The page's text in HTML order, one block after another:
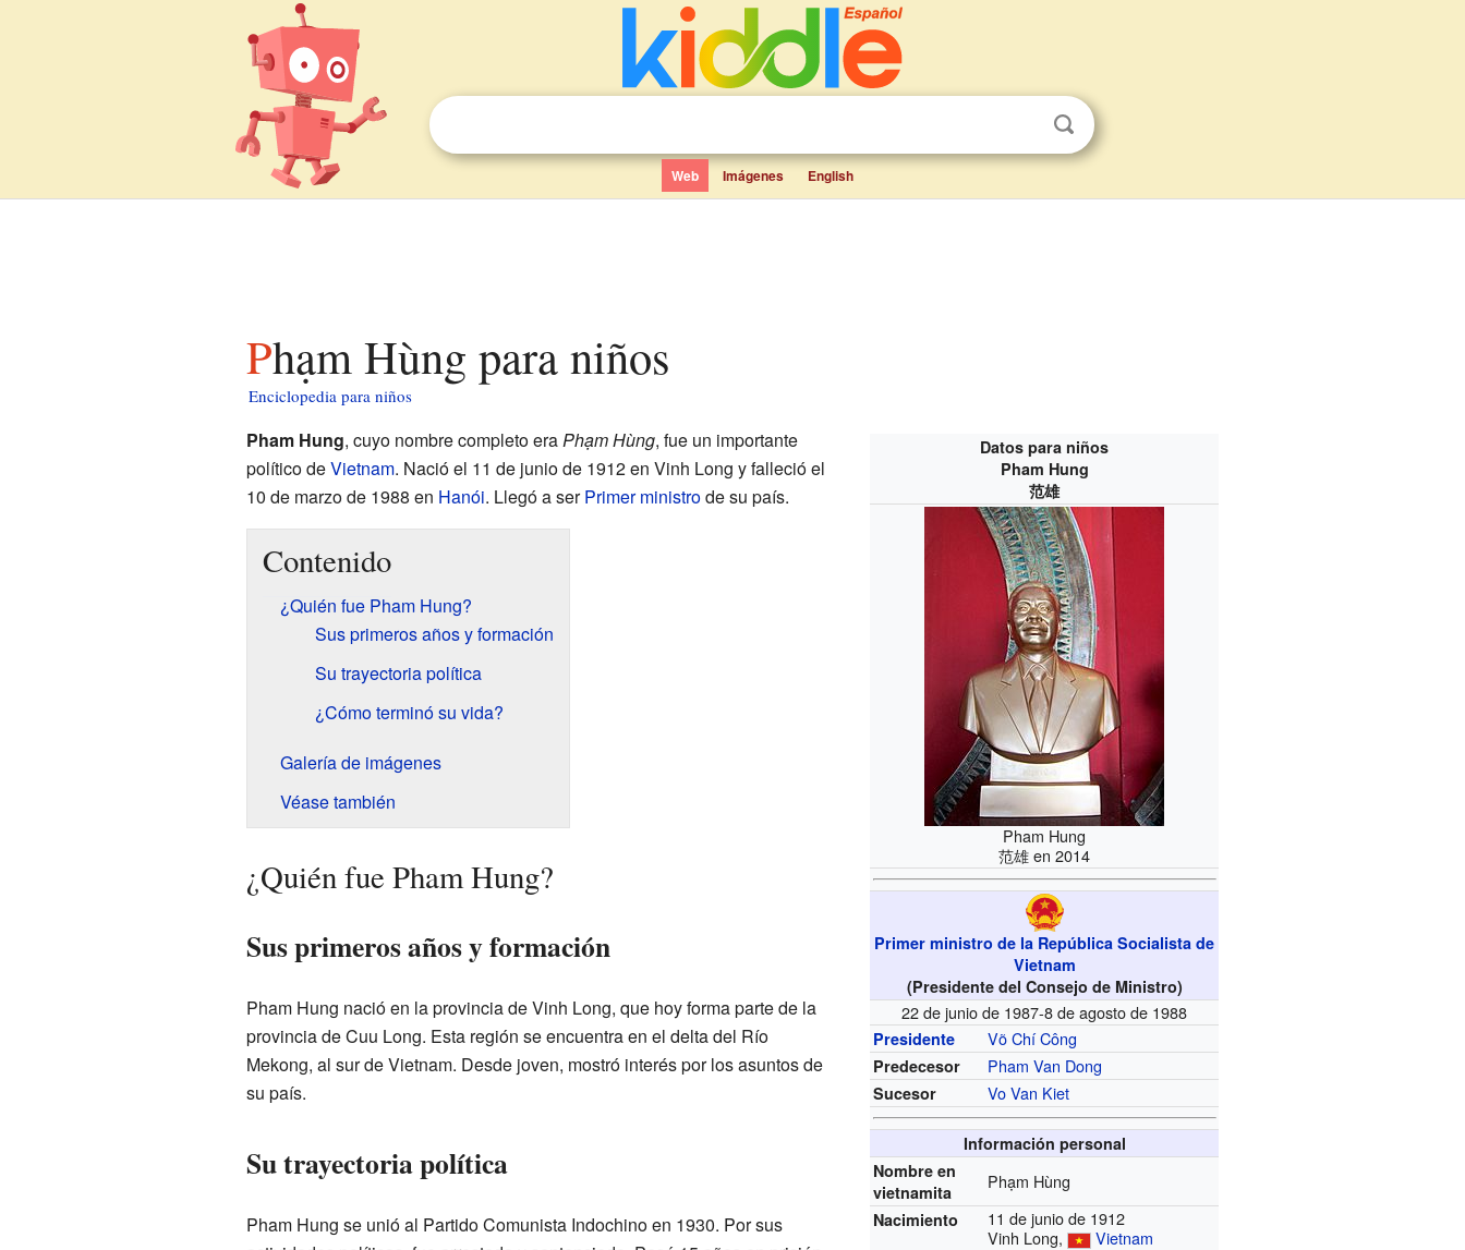
Web Imágenes English
Phạm Hùng para niños
Enciclopedia para niños
Datos para niños
Pham Hung
范雄
Pham Hung
范雄 en 2014
Primer ministro de la República Socialista de
Vietnam
(Presidente del Consejo de Ministro)
22 de junio de 1987-8 de agosto de 1988
Presidente Võ Chí Công
Predecesor Pham Van Dong
Sucesor Vo Van Kiet
Información personal
Nombre en
vietnamita
Phạm Hùng
Nacimiento
11 de junio de 1912
Vinh Long,
Vietnam
Pham Hung, cuyo nombre completo eraPhạm Hùng, fue un importante
político deVietnam. Nació el 11 de junio de 1912 en Vinh Long y falleció el
10 de marzo de 1988 en Hanói. Llegó a serPrimer ministrode su país.
Contenido
¿Quién fue Pham Hung?
Sus primeros años y formación
Su trayectoria política
¿Cómo terminó su vida?
Galería de imágenes
Véase también
¿Quién fue Pham Hung?
Sus primeros años y formación
Pham Hung nació en la provincia de Vinh Long, que hoy forma parte de la
provincia de Cuu Long. Esta región se encuentra en el delta del Río
Mekong, al sur de Vietnam. Desde joven, mostró interés por los asuntos de
su país.
Su trayectoria política
Pham Hung se unió al Partido Comunista Indochino en 1930. Por sus